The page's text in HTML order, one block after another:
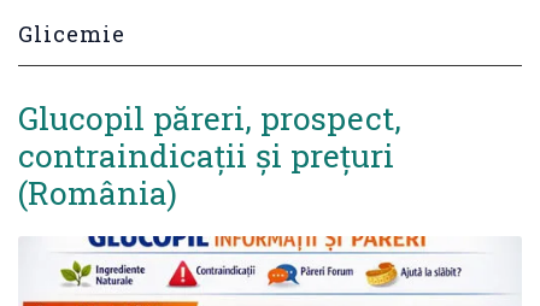
Glicemie
Glucopil păreri, prospect,
contraindicații și prețuri
(România)